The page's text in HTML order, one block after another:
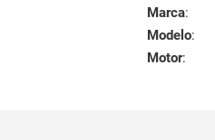
Marca:
Modelo:
Motor: